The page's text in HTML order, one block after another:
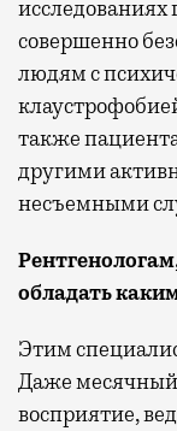
исследованиях
совершенно
людям с
также
другими
несъемными
обладать
Этим
Даже месячный
восприятие,